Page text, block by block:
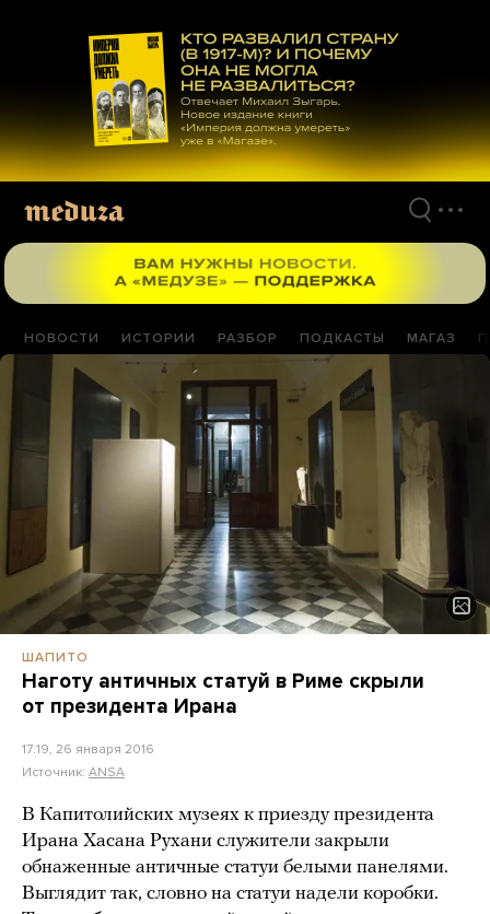
материалам
НОВОСТИ ИСТОРИИ РАЗБОР ПОДКАСТЫ МАГАЗ
ШАПИТО
Наготу античных статуй в Риме скрыли
от президента Ирана
17:19, 26 января 2016
Источник: ANSA
В Капитолийских музеях к приезду президента
Ирана Хасана Рухани служители закрыли
обнаженные античные статуи белыми панелями.
Выглядит так, словно на статуи надели коробки.